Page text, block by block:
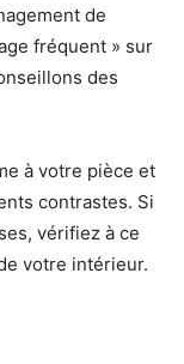
de
fréquent » sur
des
à votre pièce et
contrastes. Si
vérifiez à ce
votre intérieur.